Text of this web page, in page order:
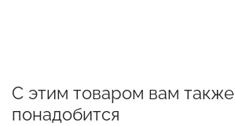
С этим товаром вам также
понадобится